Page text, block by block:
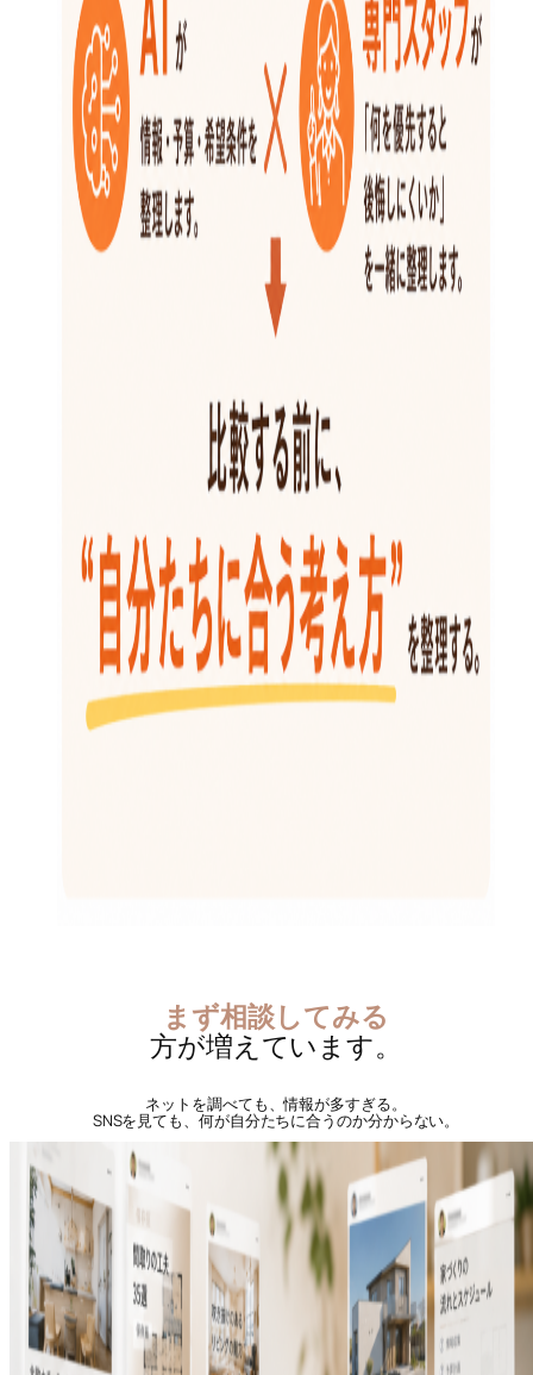
まず相談してみる
方が増えています。
ネットを調べても、情報が多すぎる。
SNSを見ても、何が自分たちに合うのか分からない。